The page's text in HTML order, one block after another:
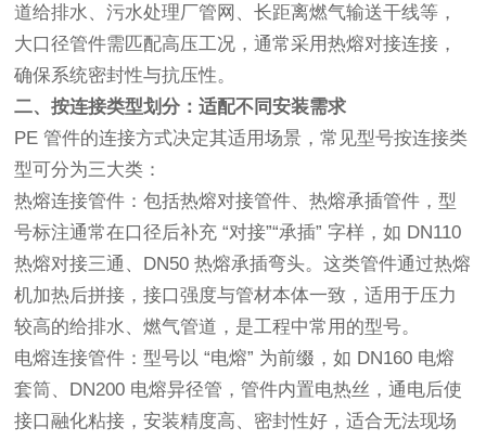
道给排水、污水处理厂管网、长距离燃气输送干线等，
大口径管件需匹配高压工况，通常采用热熔对接连接，
确保系统密封性与抗压性。
二、按连接类型划分：适配不同安装需求
PE 管件的连接方式决定其适用场景，常见型号按连接类
型可分为三大类：
热熔连接管件：包括热熔对接管件、热熔承插管件，型
号标注通常在口径后补充 “对接”“承插” 字样，如 DN110
热熔对接三通、DN50 热熔承插弯头。这类管件通过热熔
机加热后拼接，接口强度与管材本体一致，适用于压力
较高的给排水、燃气管道，是工程中常用的型号。
电熔连接管件：型号以 “电熔” 为前缀，如 DN160 电熔
套筒、DN200 电熔异径管，管件内置电热丝，通电后使
接口融化粘接，安装精度高、密封性好，适合无法现场